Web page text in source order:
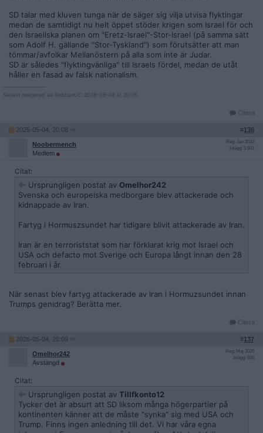
SD talar med kluven tunga när de säger sig vilja utvisa flyktingar
medan de samtidigt nu helt öppet stöder krigen som Israel för och
den Israeliska planen om "Eretz-Israel"-Stor-Israel (på samma sätt
som Adolf H. gällande "Stor-Tyskland") som förutsätter att man
tömmar/avfolkar Mellanöstern på alla som inte är Judar.
SD är således "flyktingvänliga" till Israels fördel, medan de utåt
håller en fasad av falsk nationalism.
Senast redigerad av RobbanUC 2026-05-04 kl. 20:16.
Citera
2026-05-04, 20:08 #136
Noobermench
Medlem
Reg: Jan 2022
Inlägg: 5 941
Citat:
Ursprungligen postat av Omelhor242
Svenska och europeiska medborgare blev attackerade och
kidnappade av Iran.
Fartyg i Hormuszsundet har tidigare blivit attackerade av Iran.
Iran är en terroriststat som har förklarat krig mot Israel och
USA och defacto mot Sverige och Europa långt innan den 28
februari i år.
När senast blev fartyg attackerade av Iran i Hormuzsundet innan
Trumps genidrag? Berätta mer.
Citera
2026-05-04, 20:09 #137
Omelhor242
Avstängd
Reg: Maj 2025
Inlägg: 626
Citat:
Ursprungligen postat av Tillfkonto12
Tycker det är absurt att SD liksom många högerpartier på
kontinenten känner att de måste "synka" sig med USA och
Trump. Finns ingen anledning till det. Vi har våra egna